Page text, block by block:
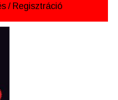
/ Regisztráció